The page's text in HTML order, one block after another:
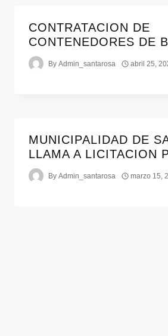
CONTRATACION DE
CONTENEDORES DE
By Admin_santarosa abril 25,
MUNICIPALIDAD DE
LLAMA A LICITACION
By Admin_santarosa marzo 15,